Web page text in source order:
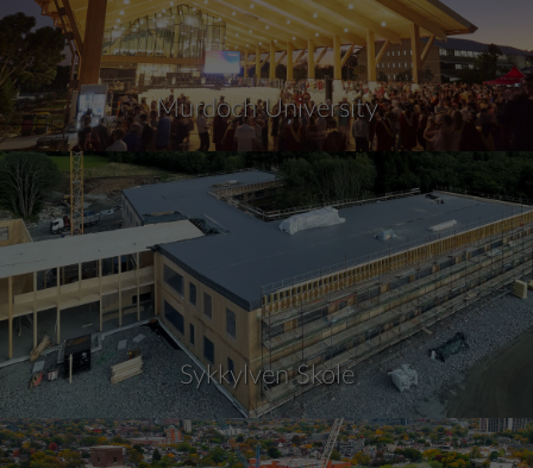
Murdoch University
Sykkylven Skole